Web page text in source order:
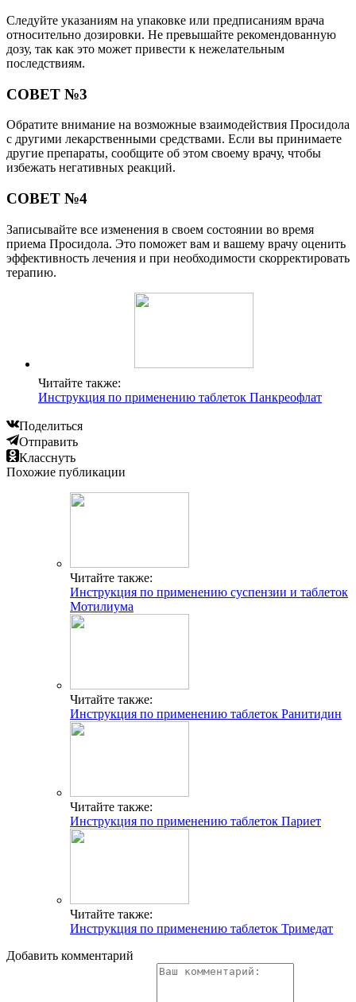
Следуйте указаниям на упаковке или предписаниям врача
относительно дозировки. Не превышайте рекомендованную
дозу, так как это может привести к нежелательным
последствиям.
СОВЕТ №3
Обратите внимание на возможные взаимодействия Просидола
с другими лекарственными средствами. Если вы принимаете
другие препараты, сообщите об этом своему врачу, чтобы
избежать негативных реакций.
СОВЕТ №4
Записывайте все изменения в своем состоянии во время
приема Просидола. Это поможет вам и вашему врачу оценить
эффективность лечения и при необходимости скорректировать
терапию.
Читайте также:
Инструкция по применению таблеток Панкреофлат
Поделиться
Отправить
Класснуть
Похожие публикации
Читайте также:
Инструкция по применению суспензии и таблеток
Мотилиума
Читайте также:
Инструкция по применению таблеток Ранитидин
Читайте также:
Инструкция по применению таблеток Париет
Читайте также:
Инструкция по применению таблеток Тримедат
Добавить комментарий